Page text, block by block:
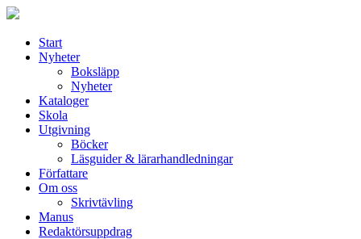
Start
Nyheter
Boksläpp
Nyheter
Kataloger
Skola
Utgivning
Böcker
Läsguider & lärarhandledningar
Författare
Om oss
Skrivtävling
Manus
Redaktörsuppdrag